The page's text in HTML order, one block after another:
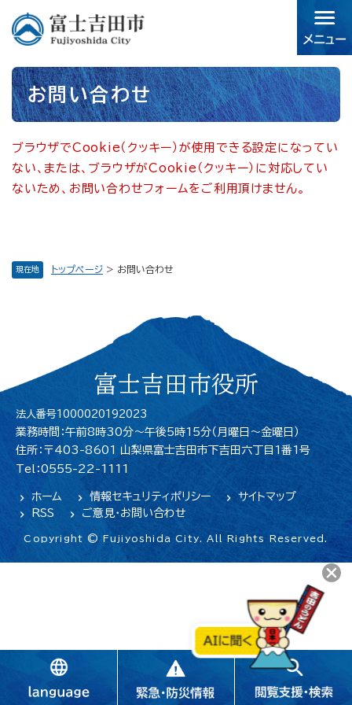
す。
現在地 トップページ > お問い合わせ
本
文 お問い合わせ
ブラウザでCookie（クッキー）が使用できる設定になってい
ない、または、ブラウザがCookie（クッキー）に対応してい
ないため、お問い合わせフォームをご利用頂けません。
富士吉田市役所
法人番号1000020192023
業務時間：午前8時30分～午後5時15分（月曜日〜金曜日）
住所：〒403-8601 山梨県富士吉田市下吉田六丁目1番1号
Tel：0555-22-1111
ホーム 情報セキュリティポリシー
サイトマップ
RSS
ご意見・お問い合わせ
Copyright © Fujiyoshida City. All Rights Reserved.